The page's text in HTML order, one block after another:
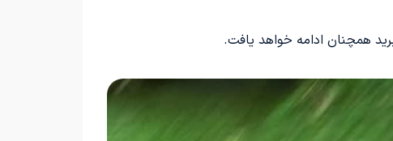
همچنان ادامه خواهد یافت.